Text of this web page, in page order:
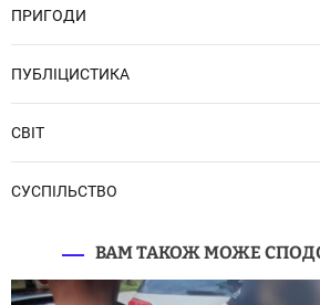
ПРИГОДИ
ПУБЛІЦИСТИКА
СВІТ
СУСПІЛЬСТВО
ВАМ ТАКОЖ МОЖЕ